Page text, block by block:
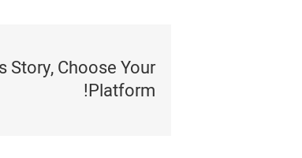
Story, Choose Your
Platform!